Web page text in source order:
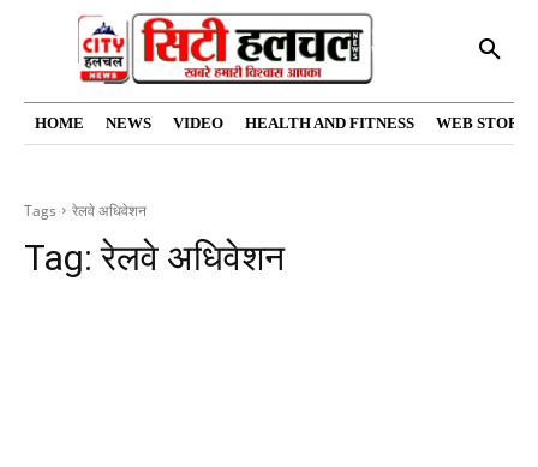
HOME NEWS VIDEO HEALTH AND FITNESS WEB
Tags रेलवे अधिवेशन
Tag:रेलवे अधिवेशन